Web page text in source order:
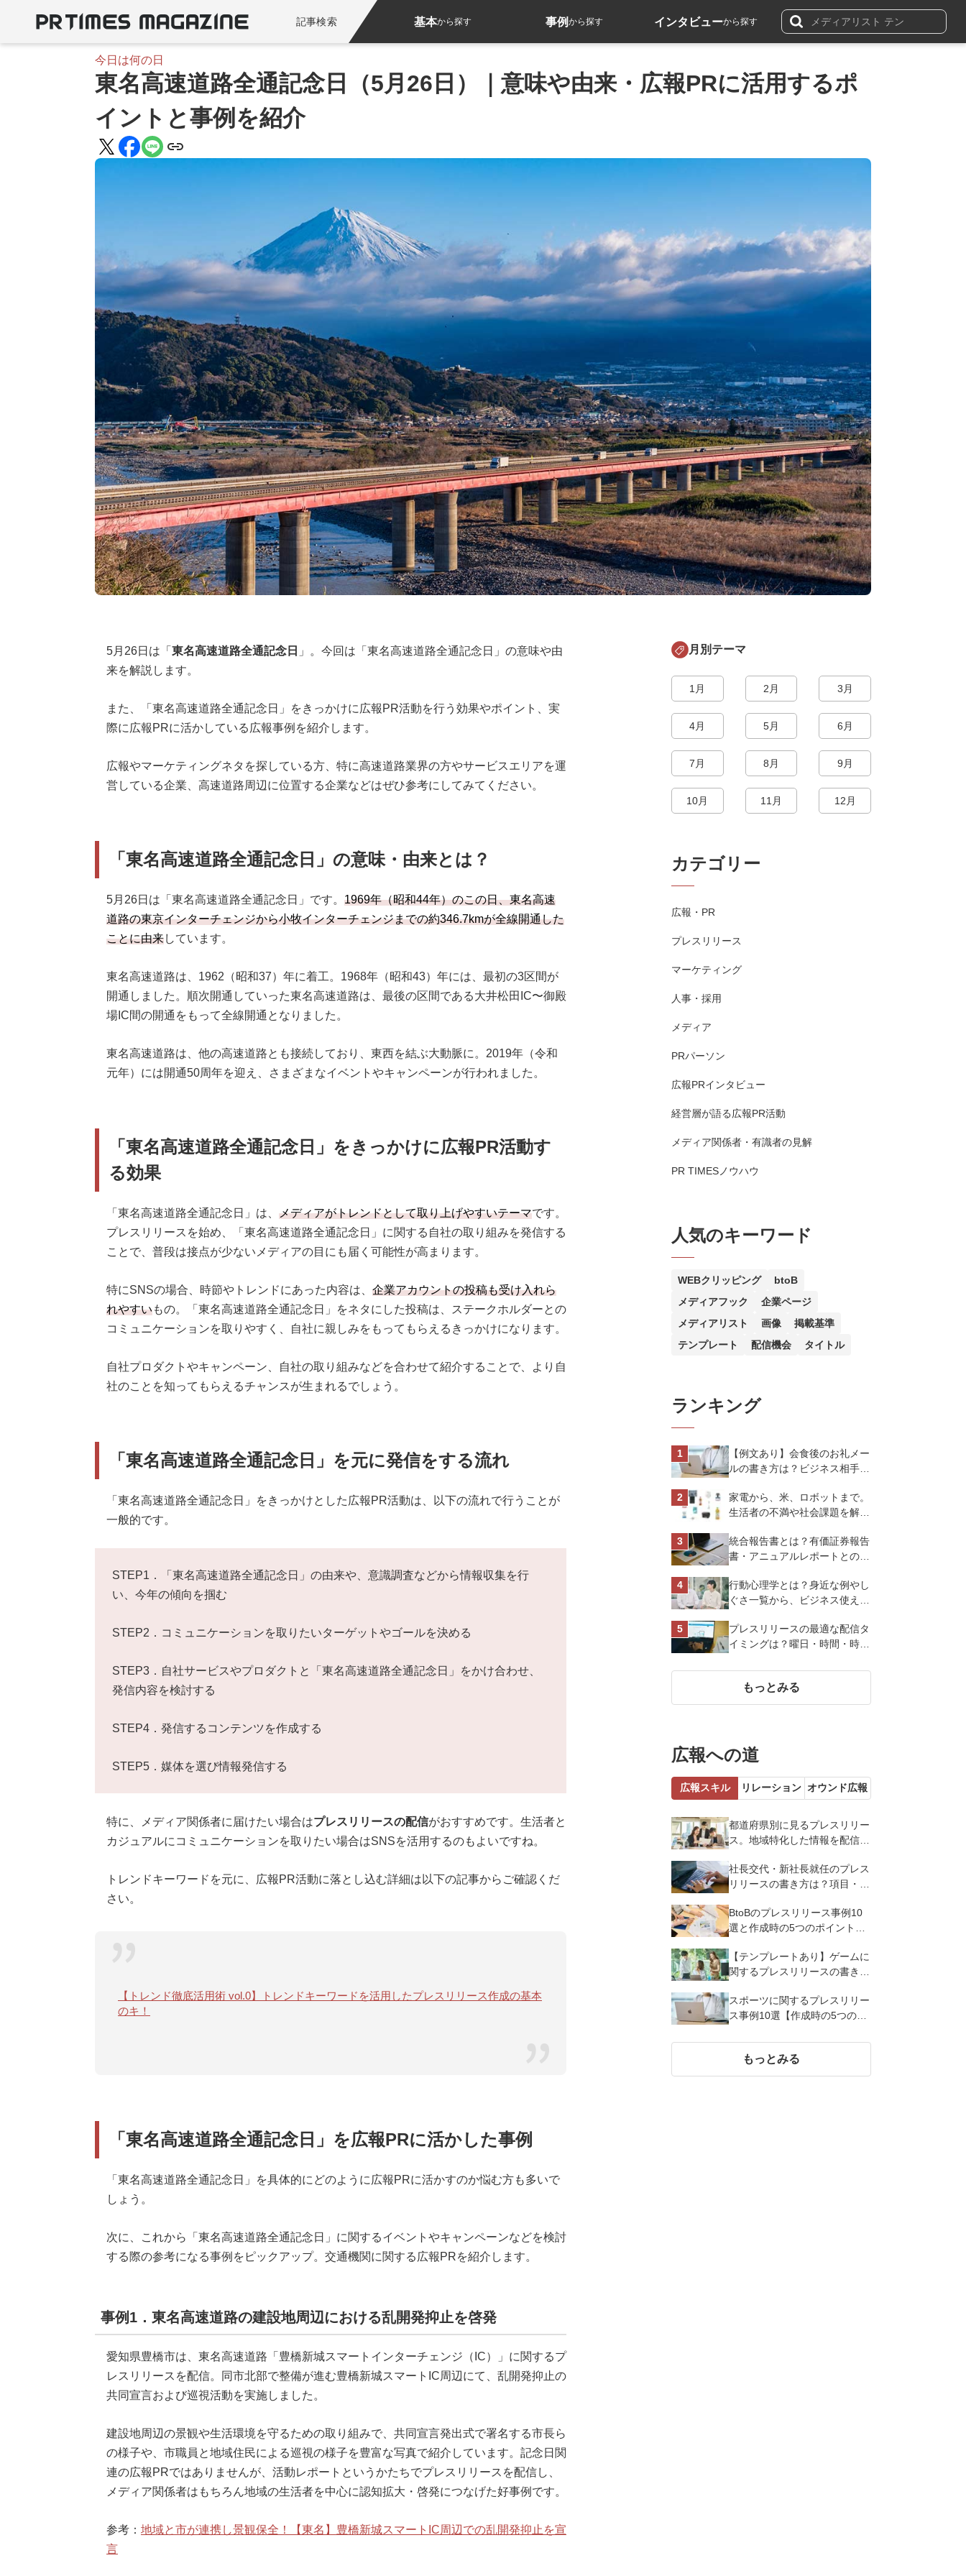
記事検索 基本から探す 事例から探す インタビューから探す
今日は何の日
東名高速道路全通記念日（5月26日）｜意味や由来・広報PRに活用するポ
イントと事例を紹介
5月26日は「 東名高速道路全通記念日 」。今回は「東名高速道路全通記念日」の意味や由
来を解説します。
また、「東名高速道路全通記念日」をきっかけに広報PR活動を行う効果やポイント、実
際に広報PRに活かしている広報事例を紹介します。
広報やマーケティングネタを探している方、特に高速道路業界の方やサービスエリアを運
営している企業、高速道路周辺に位置する企業などはぜひ参考にしてみてください。
「東名高速道路全通記念日」の意味・由来とは？
5月26日は「東名高速道路全通記念日」です。 1969年（昭和44年）のこの日、東名高速
道路の東京インターチェンジから小牧インターチェンジまでの約346.7kmが全線開通した
ことに由来しています。
東名高速道路は、1962（昭和37）年に着工。1968年（昭和43）年には、最初の3区間が
開通しました。順次開通していった東名高速道路は、最後の区間である大井松田IC〜御殿
場IC間の開通をもって全線開通となりました。
東名高速道路は、他の高速道路とも接続しており、東西を結ぶ大動脈に。2019年（令和
元年）には開通50周年を迎え、さまざまなイベントやキャンペーンが行われました。
「東名高速道路全通記念日」をきっかけに広報PR活動す
る効果
「東名高速道路全通記念日」は、 メディアがトレンドとして取り上げやすいテーマです。
プレスリリースを始め、「東名高速道路全通記念日」に関する自社の取り組みを発信する
ことで、普段は接点が少ないメディアの目にも届く可能性が高まります。
特にSNSの場合、時節やトレンドにあった内容は、 企業アカウントの投稿も受け入れら
れやすいもの。「東名高速道路全通記念日」をネタにした投稿は、ステークホルダーとの
コミュニケーションを取りやすく、自社に親しみをもってもらえるきっかけになります。
自社プロダクトやキャンペーン、自社の取り組みなどを合わせて紹介することで、より自
社のことを知ってもらえるチャンスが生まれるでしょう。
「東名高速道路全通記念日」を元に発信をする流れ
「東名高速道路全通記念日」をきっかけとした広報PR活動は、以下の流れで行うことが
一般的です。
STEP1．「東名高速道路全通記念日」の由来や、意識調査などから情報収集を行
い、今年の傾向を掴む
STEP2．コミュニケーションを取りたいターゲットやゴールを決める
STEP3．自社サービスやプロダクトと「東名高速道路全通記念日」をかけ合わせ、
発信内容を検討する
STEP4．発信するコンテンツを作成する
STEP5．媒体を選び情報発信する
特に、メディア関係者に届けたい場合はプレスリリースの配信がおすすめです。生活者と
カジュアルにコミュニケーションを取りたい場合はSNSを活用するのもよいですね。
トレンドキーワードを元に、広報PR活動に落とし込む詳細は以下の記事からご確認くだ
さい。
【トレンド徹底活用術 vol.0】トレンドキーワードを活用したプレスリリース作成の基本
のキ！
「東名高速道路全通記念日」を広報PRに活かした事例
「東名高速道路全通記念日」を具体的にどのように広報PRに活かすのか悩む方も多いで
しょう。
次に、これから「東名高速道路全通記念日」に関するイベントやキャンペーンなどを検討
する際の参考になる事例をピックアップ。交通機関に関する広報PRを紹介します。
事例1．東名高速道路の建設地周辺における乱開発抑止を啓発
愛知県豊橋市は、東名高速道路「豊橋新城スマートインターチェンジ（IC）」に関するプ
レスリリースを配信。同市北部で整備が進む豊橋新城スマートIC周辺にて、乱開発抑止の
共同宣言および巡視活動を実施しました。
建設地周辺の景観や生活環境を守るための取り組みで、共同宣言発出式で署名する市長ら
の様子や、市職員と地域住民による巡視の様子を豊富な写真で紹介しています。記念日関
連の広報PRではありませんが、活動レポートというかたちでプレスリリースを配信し、
メディア関係者はもちろん地域の生活者を中心に認知拡大・啓発につなげた好事例です。
参考： 地域と市が連携し景観保全！【東名】豊橋新城スマートIC周辺での乱開発抑止を宣
言
月別テーマ
1月 2月 3月
4月 5月 6月
7月 8月 9月
10月 11月 12月
カテゴリー
広報・PR
プレスリリース
マーケティング
人事・採用
メディア
PRパーソン
広報PRインタビュー
経営層が語る広報PR活動
メディア関係者・有識者の見解
PR TIMESノウハウ
人気のキーワード
WEBクリッピング
btoB
メディアフック
企業ページ
メディアリスト
画像
掲載基準
テンプレート
配信機会 タイトル
ランキング
【例文あり】会食後のお礼メー
ルの書き方は？ビジネス相手に
トを解説
家電から、米、ロボットまで。
生活者の不満や社会課題を解決
スオーヤマ株式会社
統合報告書とは？有価証券報告
書・アニュアルレポートとの違
行動心理学とは？身近な例やし
ぐさ一覧から、ビジネス使える
プレスリリースの最適な配信タ
イミングは？曜日・時間・時期
化させよう
もっとみる
広報への道
広報スキル リレーション オウンド広報
都道府県別に見るプレスリリー
ス。地域特化した情報を配信す
社長交代・新社長就任のプレス
リリースの書き方は？項目・ポ
BtoBのプレスリリース事例10
選と作成時の5つのポイントを
【テンプレートあり】ゲームに
関するプレスリリースの書き方
スポーツに関するプレスリリー
ス事例10選【作成時の5つのポ
もっとみる